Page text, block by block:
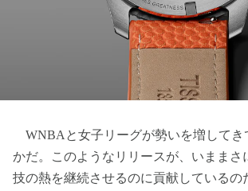
WNBAと女子リーグが勢いを増してき
かだ。このようなリリースが、いままさ
技の熱を継続させるのに貢献しているの